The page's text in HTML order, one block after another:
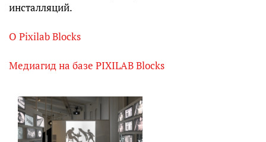
инсталляций.
О Pixilab Blocks
Медиагид на базе PIXILAB Blocks